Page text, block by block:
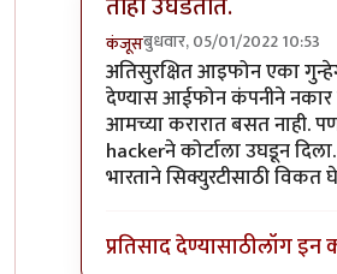
कंजूसबुधवार, 05/01/2022 10:53
In reply toतो जुना ब्लॅकबेरी
अतिसुरक्षित आइफोन एका
देण्यास आईफोन कंपनीने नकार
आमच्या करारात बसत नाही.
hackerने कोर्टाला उघडून
भारताने सिक्युरटीसाठी विकत
प्रतिसाद देण्यासाठीलॉग इन